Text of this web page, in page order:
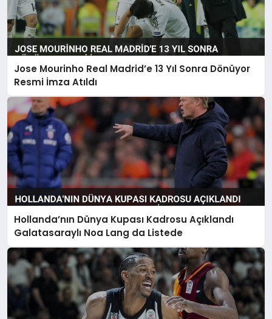
Jose Mourinho Real Madrid’e 13 Yıl Sonra Dönüyor
Resmi İmza Atıldı
Hollanda’nın Dünya Kupası Kadrosu Açıklandı
Galatasaraylı Noa Lang da Listede